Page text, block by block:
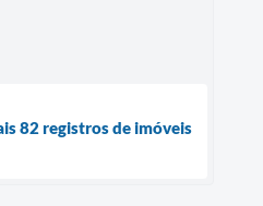
82 registros de imóveis